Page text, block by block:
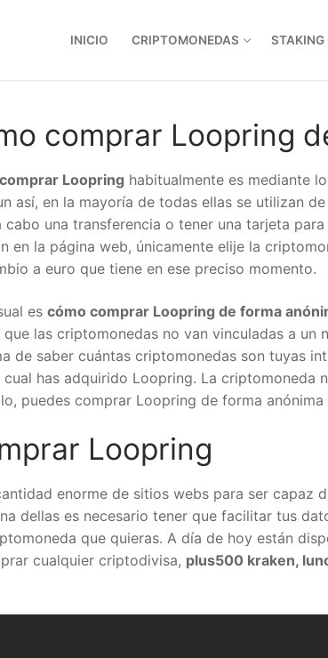
INICIO CRIPTOMONEDAS STAKING
comprar Loopring
comprar Loopring habitualmente es mediante
así, en la mayoría de todas ellas se utilizan
cabo una transferencia o tener una tarjeta
en la página web, únicamente elije la
a euro que tiene en ese preciso momento.
es cómo comprar Loopring de forma
las criptomonedas no van vinculadas a un
de saber cuántas criptomonedas son tuyas
has adquirido Loopring. La criptomoneda
puedes comprar Loopring de forma
Loopring
enorme de sitios webs para ser capaz
dellas es necesario tener que facilitar tus
que quieras. A día de hoy están
cualquier criptodivisa, plus500 kraken,